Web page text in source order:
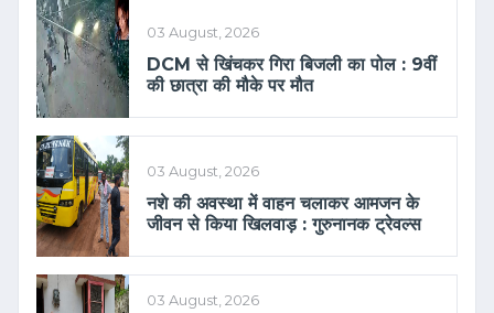
03 August, 2026
DCM से खिंचकर गिरा बिजली का पोल : 9वीं
की छात्रा की मौके पर मौत
03 August, 2026
नशे की अवस्था में वाहन चलाकर आमजन के
जीवन से किया खिलवाड़ : गुरुनानक ट्रेवल्स
03 August, 2026